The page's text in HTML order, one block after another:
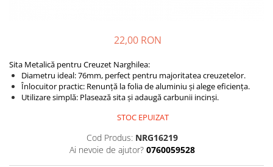
22,00 RON
Sita Metalică pentru Creuzet Narghilea:
Diametru ideal: 76mm, perfect pentru majoritatea creuzetelor.
Înlocuitor practic: Renunță la folia de aluminiu și alege eficiența.
Utilizare simplă: Plasează sita și adaugă carbunii incinși.
STOC EPUIZAT
Cod Produs: NRG16219
Ai nevoie de ajutor? 0760059528